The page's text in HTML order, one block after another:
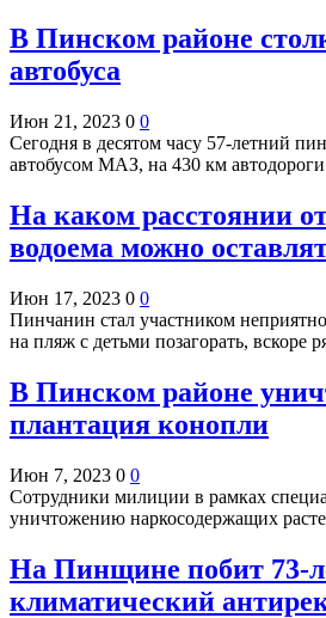
В Пинском районе
автобуса
Июн 21, 2023 0 0
Сегодня в десятом часу 57-летний
автобусом МАЗ, нa 430 км
На каком расстоянии
водоема можно
Июн 17, 2023 0 0
Пинчанин стал участником
на пляж с детьми позагорать, вскоре
В Пинском районе
плантация конопли
Июн 7, 2023 0 0
Сотрудники милиции в рамках
уничтожению наркосодержащих
На Пинщине побит 73-
климатический